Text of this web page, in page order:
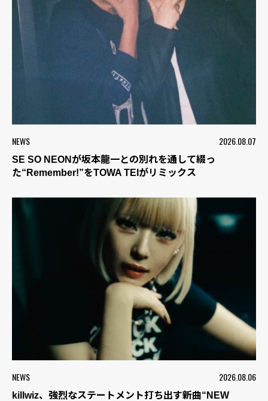
NEWS 2026.08.07
SE SO NEONが坂本龍一との別れを通して綴っ
た“Remember!”をTOWA TEIがリミックス
NEWS 2026.08.06
killwiz、強烈なステートメント打ち出す新曲“NEW